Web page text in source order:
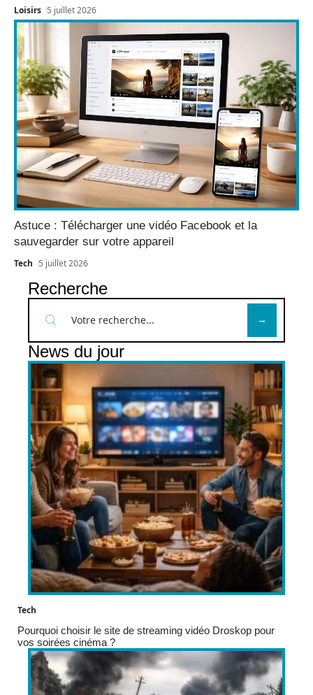
Loisirs 5 juillet 2026
Astuce : Télécharger une vidéo Facebook et la
sauvegarder sur votre appareil
Tech 5 juillet 2026
Recherche
News du jour
Tech
Pourquoi choisir le site de streaming vidéo Droskop pour
vos soirées cinéma ?